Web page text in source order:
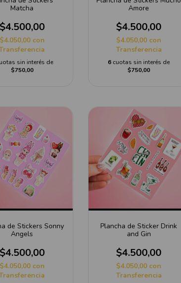
Matcha
$4.500,00
$4.050,00 con
sin interés de
$750,00
Amore
$4.500,00
$4.050,00 con
Transferencia
6 cuotas sin interés de
$750,00
de Stickers Sonny
Angels
$4.500,00
$4.050,00 con
Plancha de Sticker Drink
and Gin
$4.500,00
$4.050,00 con
Transferencia